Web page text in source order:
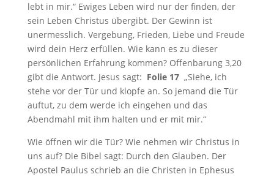
lebt in mir.“ Ewiges Leben wird nur der finden, der
sein Leben Christus übergibt. Der Gewinn ist
unermesslich. Vergebung, Frieden, Liebe und Freude
wird dein Herz erfüllen. Wie kann es zu dieser
persönlichen Erfahrung kommen? Offenbarung 3,20
gibt die Antwort. Jesus sagt: Folie 17„Siehe, ich
stehe vor der Tür und klopfe an. So jemand die Tür
auftut, zu dem werde ich eingehen und das
Abendmahl mit ihm halten und er mit mir.“
Wie öffnen wir die Tür? Wie nehmen wir Christus in
uns auf? Die Bibel sagt: Durch den Glauben. Der
Apostel Paulus schrieb an die Christen in Ephesus